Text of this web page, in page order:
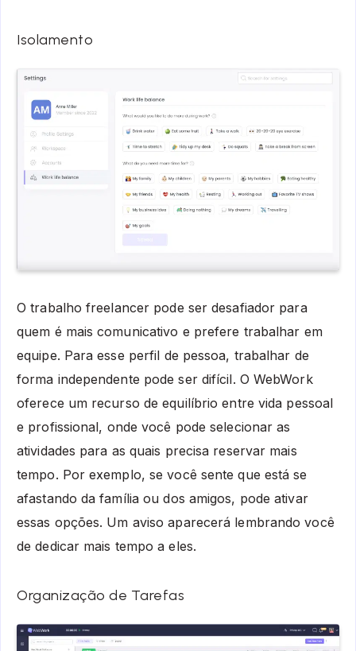
Isolamento
O trabalho freelancer pode ser desafiador para
quem é mais comunicativo e prefere trabalhar em
equipe. Para esse perfil de pessoa, trabalhar de
forma independente pode ser difícil. O WebWork
oferece um recurso de equilíbrio entre vida pessoal
e profissional, onde você pode selecionar as
atividades para as quais precisa reservar mais
tempo. Por exemplo, se você sente que está se
afastando da família ou dos amigos, pode ativar
essas opções. Um aviso aparecerá lembrando você
de dedicar mais tempo a eles.
Organização de Tarefas